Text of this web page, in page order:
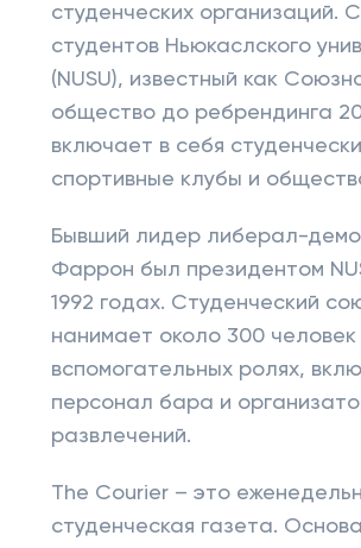
студенческих организаций.
студентов Ньюкаслского
(NUSU), известный как
общество до ребрендинга
включает в себя
спортивные клубы и
Бывший лидер либерал-
Фаррон был президентом
1992 годах. Студенческий
нанимает около 300 человек
вспомогательных ролях,
персонал бара и
развлечений.
The Courier – это
студенческая газета.